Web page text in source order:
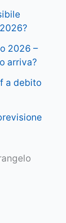
2026 –
arriva?
a debito